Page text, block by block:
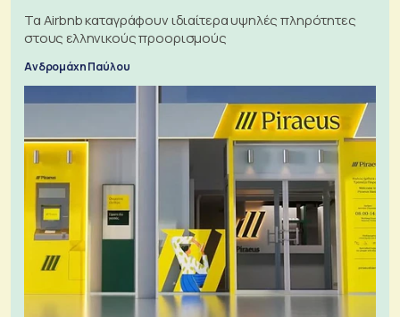
Τα Airbnb καταγράφουν ιδιαίτερα υψηλές πληρότητες
στους ελληνικούς προορισμούς
Ανδρομάχη Παύλου